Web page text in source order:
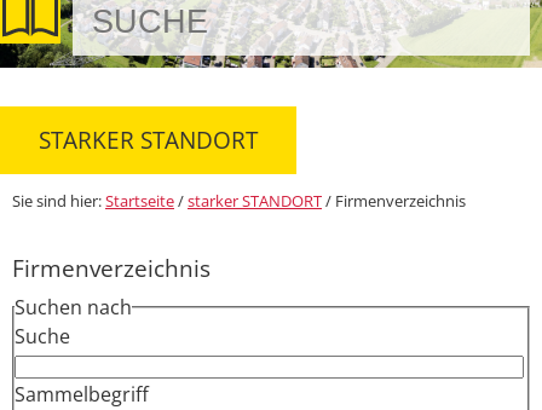
STARKER STANDORT
Sie sind hier:Startseite/starker STANDORT/ Firmenverzeichnis
Firmenverzeichnis
Suchen nach
Suche
Sammelbegriff